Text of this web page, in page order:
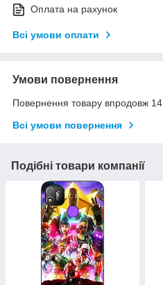
Оплата на рахунок
Всі умови оплати
Умови повернення
Повернення товару впродовж 14
Всі умови повернення
Подібні товари компанії